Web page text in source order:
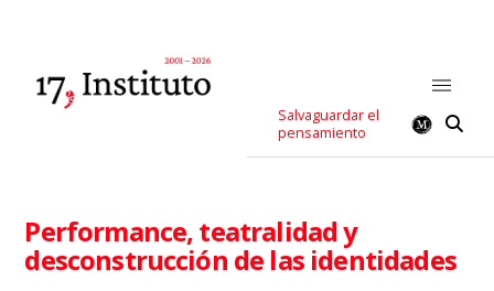
Salvaguardar el
pensamiento
Performance, teatralidad y
desconstrucción de las identidades